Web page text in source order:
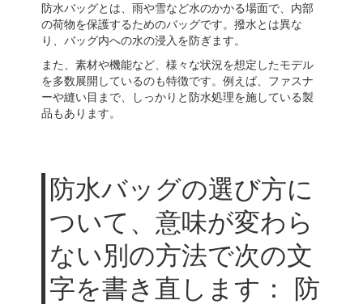
防水バッグとは、雨や雪など水のかかる場面で、内部
の荷物を保護するためのバッグです。撥水とは異な
り、バッグ内への水の浸入を防ぎます。
また、素材や機能など、様々な状況を想定したモデル
を多数展開しているのも特徴です。例えば、ファスナ
ーや縫い目まで、しっかりと防水処理を施している製
品もあります。
防水バッグの選び方に
ついて、意味が変わら
ない別の方法で次の文
字を書き直します： 防